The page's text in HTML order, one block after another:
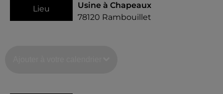
Lieu
Usine à Chapeaux
78120 Rambouillet